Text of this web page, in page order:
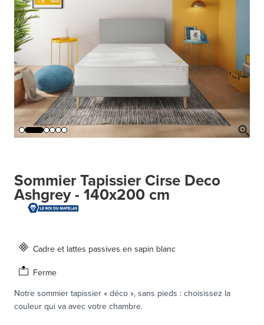
Sommier Tapissier Cirse Deco
Ashgrey - 140x200 cm
Cadre et lattes passives en sapin blanc
Ferme
Notre sommier tapissier « déco », sans pieds : choisissez la
couleur qui va avec votre chambre.